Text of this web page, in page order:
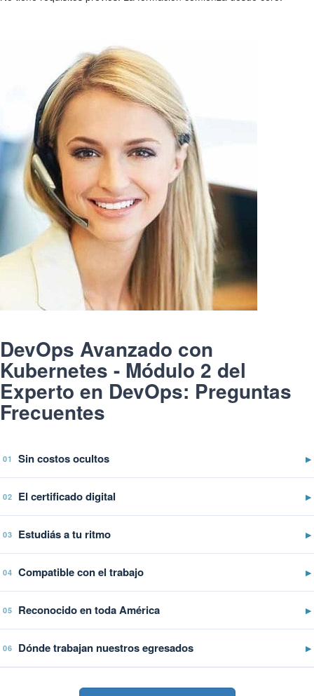
DevOps Avanzado con
Kubernetes - Módulo 2 del
Experto en DevOps: Preguntas
Frecuentes
01 Sin costos ocultos ▶
02 El certificado digital ▶
03 Estudiás a tu ritmo ▶
04 Compatible con el trabajo ▶
05 Reconocido en toda América ▶
06 Dónde trabajan nuestros egresados ▶